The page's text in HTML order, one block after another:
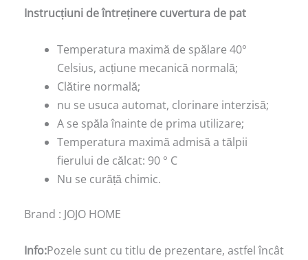
Instrucțiuni de întreținere cuvertura de pat
Temperatura maximă de spălare 40°
Celsius, acțiune mecanică normală;
Clătire normală;
nu se usuca automat, clorinare interzisă;
A se spăla înainte de prima utilizare;
Temperatura maximă admisă a tălpii
fierului de călcat: 90 ° C
Nu se curăță chimic.
Brand : JOJO HOME
Info:Pozele sunt cu titlu de prezentare, astfel încât